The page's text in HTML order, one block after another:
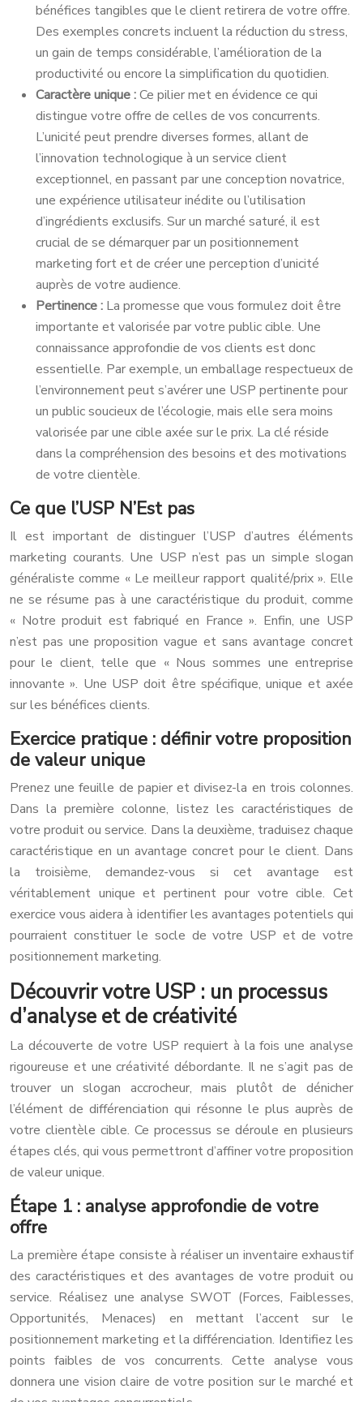
bénéfices tangibles que le client retirera de votre offre.
Des exemples concrets incluent la réduction du stress,
un gain de temps considérable, l’amélioration de la
productivité ou encore la simplification du quotidien.
Caractère unique :Ce pilier met en évidence ce qui
distingue votre offre de celles de vos concurrents.
L’unicité peut prendre diverses formes, allant de
l’innovation technologique à un service client
exceptionnel, en passant par une conception novatrice,
une expérience utilisateur inédite ou l’utilisation
d’ingrédients exclusifs. Sur un marché saturé, il est
crucial de se démarquer par un positionnement
marketing fort et de créer une perception d’unicité
auprès de votre audience.
Pertinence : La promesse que vous formulez doit être
importante et valorisée par votre public cible. Une
connaissance approfondie de vos clients est donc
essentielle. Par exemple, un emballage respectueux de
l’environnement peut s’avérer une USP pertinente pour
un public soucieux de l’écologie, mais elle sera moins
valorisée par une cible axée sur le prix. La clé réside
dans la compréhension des besoins et des motivations
de votre clientèle.
Ce que l’USP N’Est pas
Il est important de distinguer l’USP d’autres éléments
marketing courants. Une USP n’est pas un simple slogan
généraliste comme « Le meilleur rapport qualité/prix ». Elle
ne se résume pas à une caractéristique du produit, comme
« Notre produit est fabriqué en France ». Enfin, une USP
n’est pas une proposition vague et sans avantage concret
pour le client, telle que « Nous sommes une entreprise
innovante ». Une USP doit être spécifique, unique et axée
sur les bénéfices clients.
Exercice pratique : définir votre proposition
de valeur unique
Prenez une feuille de papier et divisez-la en trois colonnes.
Dans la première colonne, listez les caractéristiques de
votre produit ou service. Dans la deuxième, traduisez chaque
caractéristique en un avantage concret pour le client. Dans
la troisième, demandez-vous si cet avantage est
véritablement unique et pertinent pour votre cible. Cet
exercice vous aidera à identifier les avantages potentiels qui
pourraient constituer le socle de votre USP et de votre
positionnement marketing.
Découvrir votre USP : un processus
d’analyse et de créativité
La découverte de votre USP requiert à la fois une analyse
rigoureuse et une créativité débordante. Il ne s’agit pas de
trouver un slogan accrocheur, mais plutôt de dénicher
l’élément de différenciation qui résonne le plus auprès de
votre clientèle cible. Ce processus se déroule en plusieurs
étapes clés, qui vous permettront d’affiner votre proposition
de valeur unique.
Étape 1 : analyse approfondie de votre
offre
La première étape consiste à réaliser un inventaire exhaustif
des caractéristiques et des avantages de votre produit ou
service. Réalisez une analyse SWOT (Forces, Faiblesses,
Opportunités, Menaces) en mettant l’accent sur le
positionnement marketing et la différenciation. Identifiez les
points faibles de vos concurrents. Cette analyse vous
donnera une vision claire de votre position sur le marché et